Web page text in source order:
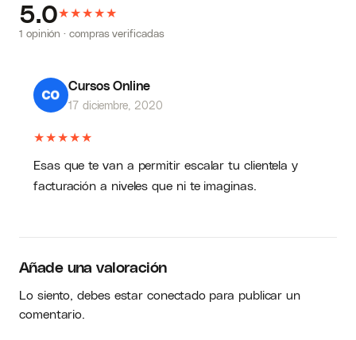
5.0★★★★★
1 opinión · compras verificadas
Cursos Online
17 diciembre, 2020
★★★★★
Esas que te van a permitir escalar tu clientela y
facturación a niveles que ni te imaginas.
Añade una valoración
Lo siento, debes estarconectadopara publicar un
comentario.